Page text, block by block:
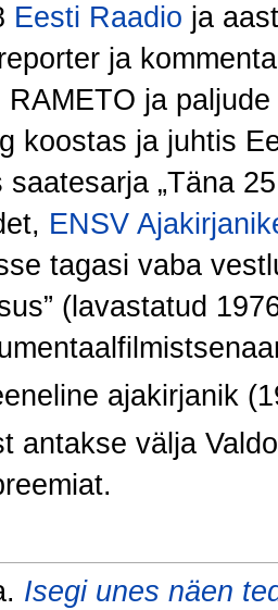
Eesti Raadio ja
ja
RAMETO ja
koostas ja juhtis
saatesarja „Täna
ENSV
tagasi vaba
(lavastatud
ajakirjanik
antakse välja
Isegi unes näen